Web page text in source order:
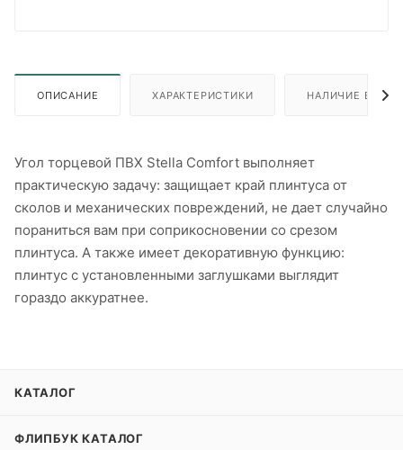
ОПИСАНИЕ ХАРАКТЕРИСТИКИ НАЛИЧИЕ В
Угол торцевой ПВХ Stella Comfort выполняет
практическую задачу: защищает край плинтуса от
сколов и механических повреждений, не дает случайно
пораниться вам при соприкосновении со срезом
плинтуса. А также имеет декоративную функцию:
плинтус с установленными заглушками выглядит
гораздо аккуратнее.
КАТАЛОГ
ФЛИПБУК КАТАЛОГ